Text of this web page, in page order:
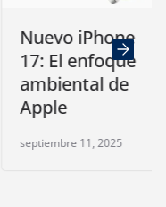
Nuevo iPhone
17: El enfoque
ambiental de
Apple
septiembre 11, 2025